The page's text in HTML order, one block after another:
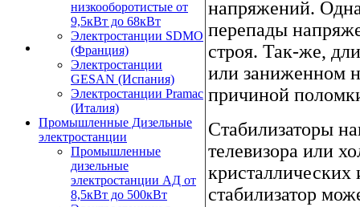
низкооборотистые от
9,5кВт до 68кВт
Электростанции SDMO
(Франция)
Электростанции
GESAN (Испания)
Электростанции Pramac
(Италия)
Промышленные Дизельные
электростанции
Промышленные
дизельные
электростанции АД от
8,5кВт до 500кВт
напряжений.
перепады
строя. Так-же,
или заниженном
причиной
Стабилизаторы
телевизора или
стабилизатор